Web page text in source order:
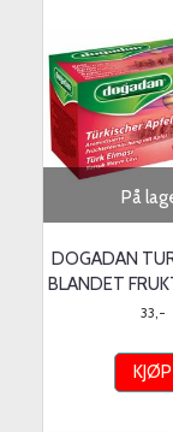
På
DOGADAN
BLANDET
33,-
KJØP